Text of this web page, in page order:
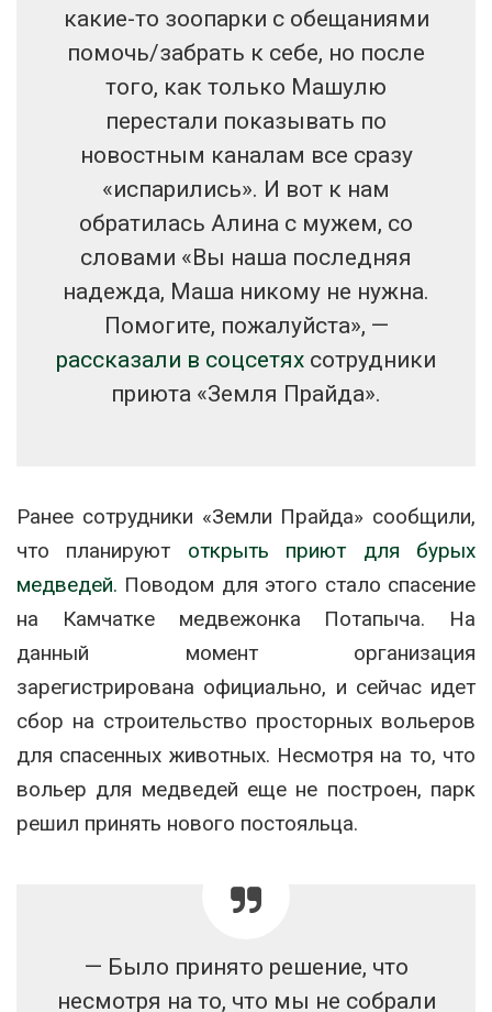
какие-то зоопарки с обещаниями
помочь/забрать к себе, но после
того, как только Машулю
перестали показывать по
новостным каналам все сразу
«испарились». И вот к нам
обратилась Алина с мужем, со
словами «Вы наша последняя
надежда, Маша никому не нужна.
Помогите, пожалуйста», —
рассказали в соцсетях сотрудники
приюта «Земля Прайда».
Ранее сотрудники «Земли Прайда» сообщили,
что планируют открыть приют для бурых
медведей. Поводом для этого стало спасение
на Камчатке медвежонка Потапыча. На
данный момент организация
зарегистрирована официально, и сейчас идет
сбор на строительство просторных вольеров
для спасенных животных. Несмотря на то, что
вольер для медведей еще не построен, парк
решил принять нового постояльца.
— Было принято решение, что
несмотря на то, что мы не собрали